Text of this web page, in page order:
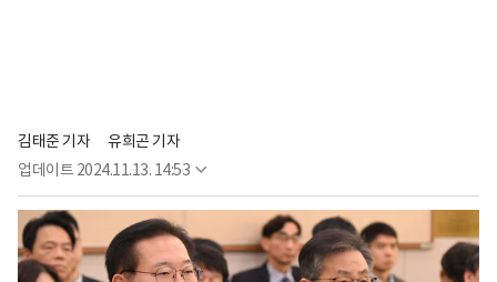
김태준 기자
유희곤 기자
업데이트 2024.11.13. 14:53